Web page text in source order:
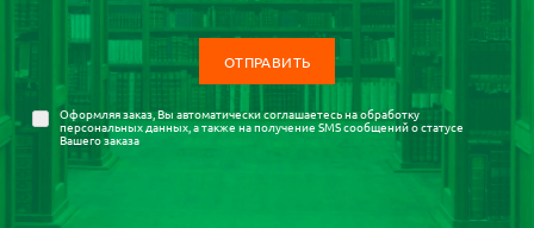
Оформляя заказ, Вы автоматически соглашаетесь наобработку
персональных данных, а также на получение SMS сообщений о статусе
Вашего заказа